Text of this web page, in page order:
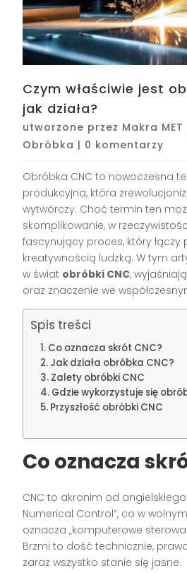
Czym właściwie jest
jak działa?
utworzone przez Makra MET
Obróbka | 0 komentarzy
Obróbka CNC to nowoczesna
produkcyjna, która
wytwórczy. Choć termin ten
skomplikowanie, w
fascynujący proces, który łączy
kreatywnością ludzką. W tym
w świat obróbki CNC,
oraz znaczenie we
Spis treści
Co oznacza skrót CNC?
Jak działa obróbka CNC?
Zalety obróbki CNC
Gdzie wykorzystuje się
Przyszłość obróbki CNC
Co oznacza
CNC to akronim od
Numerical Control”, co w
oznacza „komputerowe
Brzmi to dość technicznie,
zaraz wszystko stanie się jasne.